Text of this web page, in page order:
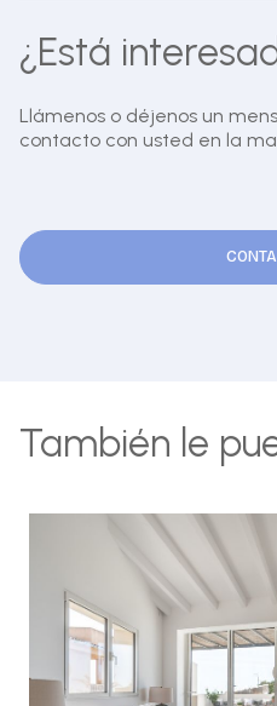
¿Está
Llámenos o déjenos un
contacto con usted en la
También le